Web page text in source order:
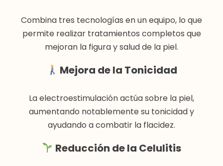
Combina tres tecnologías en un equipo, lo que
permite realizar tratamientos completos que
mejoran la figura y salud de la piel.
Mejora de la Tonicidad
La electroestimulación actúa sobre la piel,
aumentando notablemente su tonicidad y
ayudando a combatir la flacidez.
Reducción de la Celulitis